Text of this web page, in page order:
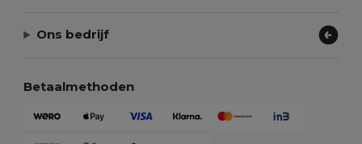
Ons bedrijf
Betaalmethoden